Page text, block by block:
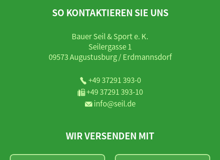
SO KONTAKTIEREN SIE UNS
Bauer Seil & Sport e. K.
Seilergasse 1
09573 Augustusburg / Erdmannsdorf
+49 37291 393-0
+49 37291 393-10
info@seil.de
WIR VERSENDEN MIT